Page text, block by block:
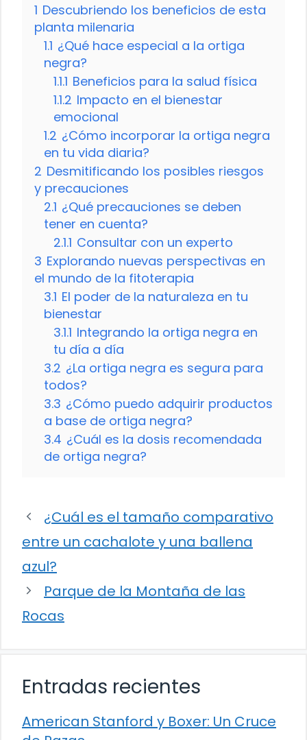
1 Descubriendo los beneficios de esta
planta milenaria
1.1 ¿Qué hace especial a la ortiga
negra?
1.1.1 Beneficios para la salud física
1.1.2 Impacto en el bienestar
emocional
1.2 ¿Cómo incorporar la ortiga negra
en tu vida diaria?
2 Desmitificando los posibles riesgos
y precauciones
2.1 ¿Qué precauciones se deben
tener en cuenta?
2.1.1 Consultar con un experto
3 Explorando nuevas perspectivas en
el mundo de la fitoterapia
3.1 El poder de la naturaleza en tu
bienestar
3.1.1 Integrando la ortiga negra en
tu día a día
3.2 ¿La ortiga negra es segura para
todos?
3.3 ¿Cómo puedo adquirir productos
a base de ortiga negra?
3.4 ¿Cuál es la dosis recomendada
de ortiga negra?
¿Cuál es el tamaño comparativo
entre un cachalote y una ballena
azul?
Parque de la Montaña de las
Rocas
Entradas recientes
American Stanford y Boxer: Un Cruce